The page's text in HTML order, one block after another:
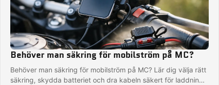
Behöver man säkring för mobilström på MC?
Behöver man säkring för mobilström på MC? Lär dig välja rätt
säkring, skydda batteriet och dra kabeln säkert för laddning